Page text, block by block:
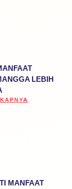
LEBIH
MORE ABOUT
MANFAAT